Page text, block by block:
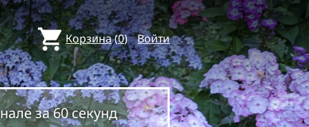
Корзина(0) Войти
за 60 секунд